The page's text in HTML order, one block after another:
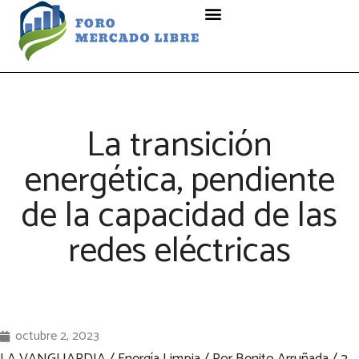
La transición
energética, pendiente
de la capacidad de las
redes eléctricas
octubre 2, 2023